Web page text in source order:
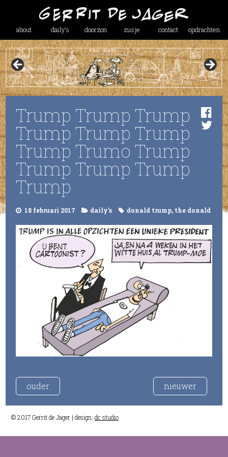
about daily’s doorzon zusje contact opdrachten
Trump Trump Trump
Trump Trump Trump
Trump Trumo Trump
Trump Trump Trump
Trump
18 februari 2017 daily's donald trump, the donald
ouder nieuwer
© 2017 Gerrit de Jager | design: dc studio